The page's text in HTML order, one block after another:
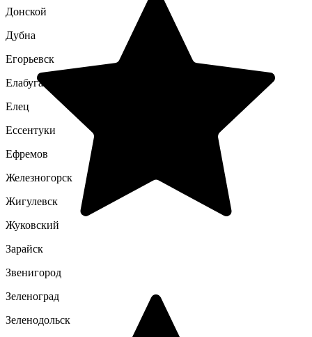
Донской
Дубна
Егорьевск
Елабуга
Елец
Ессентуки
Ефремов
Железногорск
Жигулевск
Жуковский
Зарайск
Звенигород
Зеленоград
Зеленодольск